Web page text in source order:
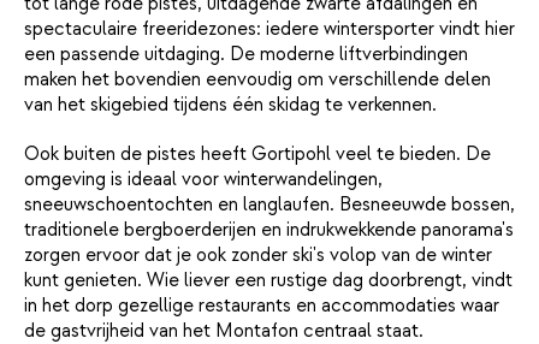
spectaculaire freeridezones: iedere wintersporter vindt hier
een passende uitdaging. De moderne liftverbindingen
maken het bovendien eenvoudig om verschillende delen
van het skigebied tijdens één skidag te verkennen.
Ook buiten de pistes heeft Gortipohl veel te bieden. De
omgeving is ideaal voor winterwandelingen,
sneeuwschoentochten en langlaufen. Besneeuwde bossen,
traditionele bergboerderijen en indrukwekkende panorama's
zorgen ervoor dat je ook zonder ski's volop van de winter
kunt genieten. Wie liever een rustige dag doorbrengt, vindt
in het dorp gezellige restaurants en accommodaties waar
de gastvrijheid van het Montafon centraal staat.